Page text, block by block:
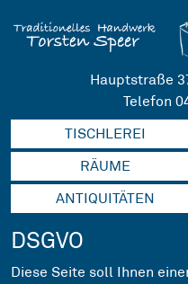
Hauptstraße
Telefon
TISCHLEREI
RÄUME
ANTIQUITÄTEN
DSGVO
Diese Seite soll Ihnen